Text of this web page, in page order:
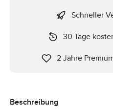
Schneller
30 Tage
2 Jahre
Beschreibung